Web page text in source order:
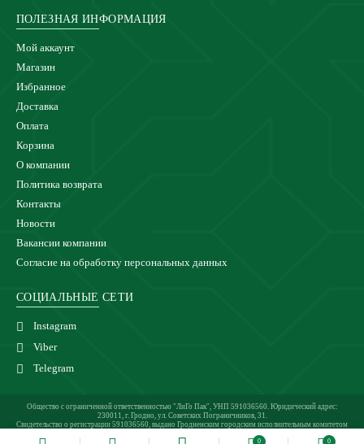
0 0
ПОЛЕЗНАЯ ИНФОРМАЦИЯ
Мой аккаунт
Магазин
Избранное
Доставка
Оплата
Корзина
О компании
Политика возврата
Контакты
Новости
Вакансии компании
Согласие на обработку персональных данных
СОЦИАЛЬНЫЕ СЕТИ
Instagram
Viber
Telegram
Общество с ограниченной ответственностью "ЛиГо Пак", УНП 591036560. Юридический адрес:
230011, г. Гродно, ул. Советских Пограничников, 31.
Свидетельство о регистрации 591036560, выдано Гродненским городским исполнительным комитетом